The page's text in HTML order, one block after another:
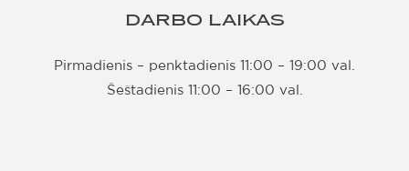
DARBO LAIKAS
Pirmadienis – penktadienis 11:00 – 19:00 val.
Šeštadienis 11:00 – 16:00 val.